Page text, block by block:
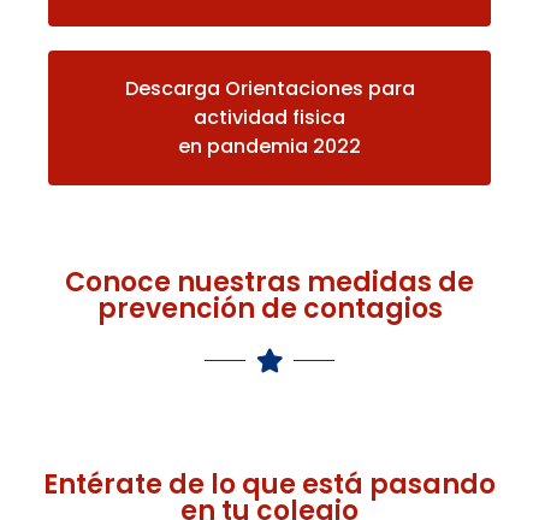
Descarga Orientaciones para
actividad fisica
en pandemia 2022
Conoce nuestras medidas de
prevención de contagios
Entérate de lo que está pasando
en tu colegio